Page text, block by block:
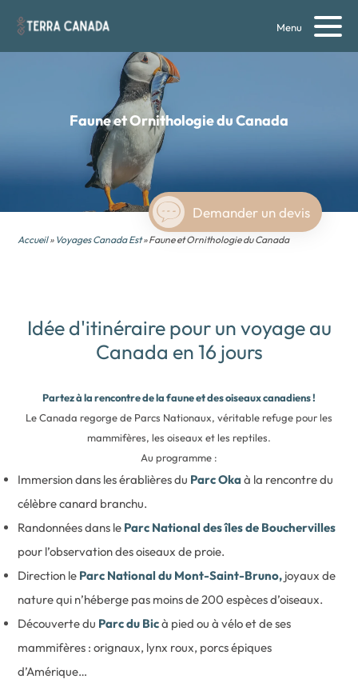
Menu
Faune et Ornithologiedu Canada
Demander un devis
Accueil» Voyages Canada Est» Faune et Ornithologie du Canada
Idée d'itinéraire pour un voyage au
Canada en 16 jours
Partez à la rencontre de la faune et des oiseaux canadiens !
Le Canada regorge de Parcs Nationaux, véritable refuge pour les
mammifères, les oiseaux et les reptiles.
Au programme :
Immersion dans les érablières du Parc Oka à la rencontre du
célèbre canard branchu.
Randonnées dans le Parc National des îles de Bouchervilles
pour l’observation des oiseaux de proie.
Direction le Parc National du Mont-Saint-Bruno, joyaux de
nature qui n’héberge pas moins de 200 espèces d’oiseaux.
Découverte du Parc du Bicà pied ou à vélo et de ses
mammifères : orignaux, lynx roux, porcs épiques
d’Amérique…